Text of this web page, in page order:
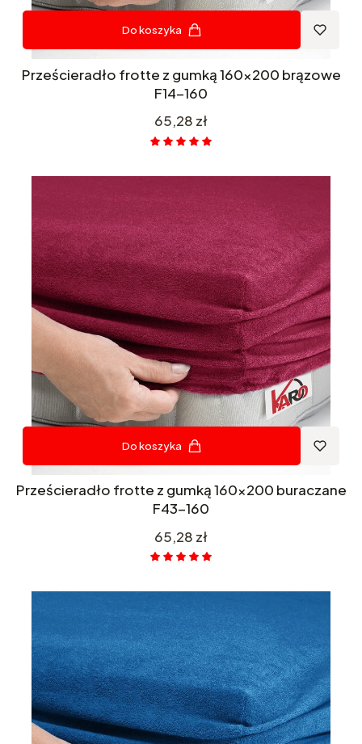
Do koszyka
Prześcieradło frotte z gumką 160x200 brązowe
F14-160
Cena
65,28 zł
Do koszyka
Prześcieradło frotte z gumką 160x200 buraczane
F43-160
Cena
65,28 zł